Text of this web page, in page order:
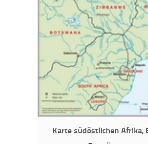
Karte südöstlichen Afrika,